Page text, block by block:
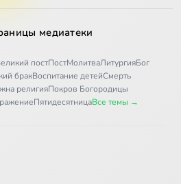
медиатеки
постПостМолитваЛитургияБог
бракВоспитание детейСмерть
религияПокров Богородицы
ПятидесятницаВсе темы →